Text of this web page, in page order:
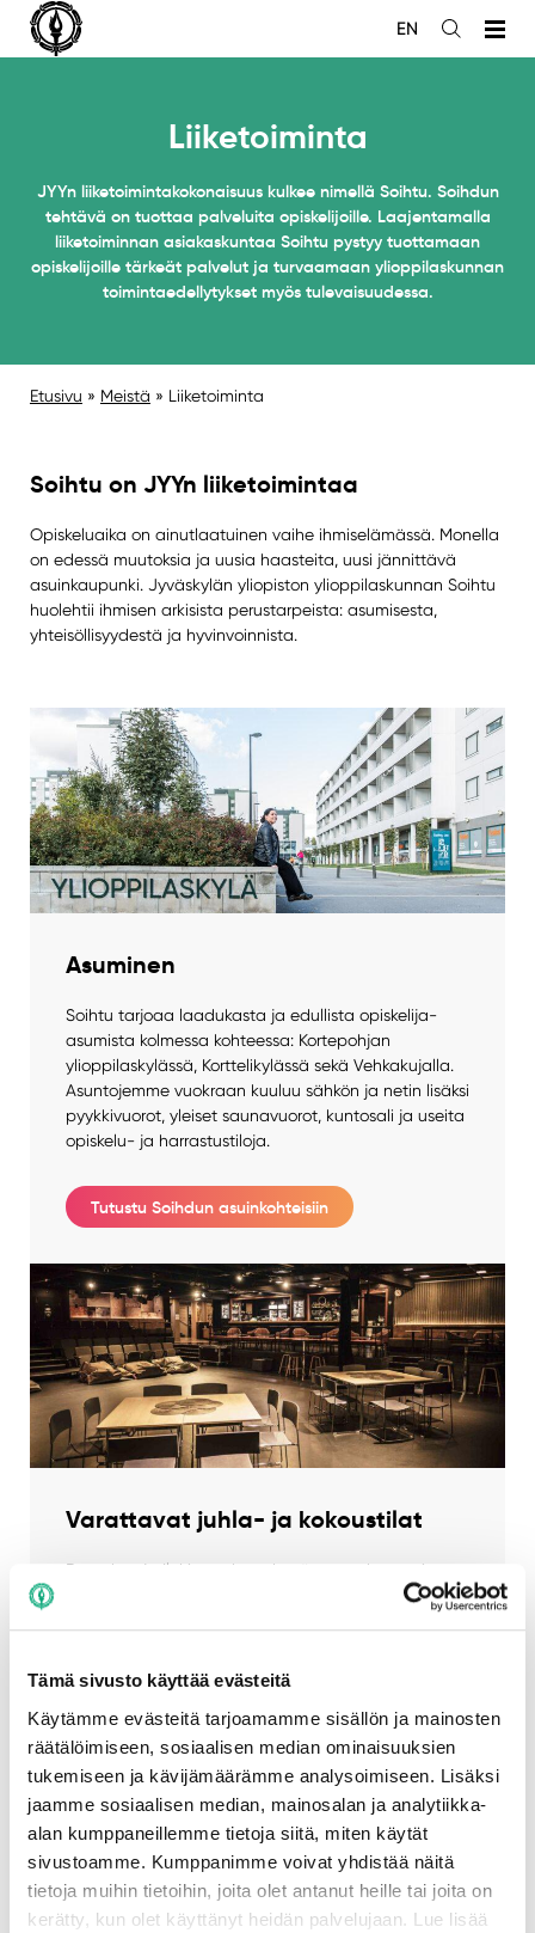
Tämä sivusto käyttää evästeitä
Käytämme evästeitä tarjoamamme sisällön ja mainosten
räätälöimiseen, sosiaalisen median ominaisuuksien
tukemiseen ja kävijämäärämme analysoimiseen. Lisäksi
jaamme sosiaalisen median, mainosalan ja analytiikka-
alan kumppaneillemme tietoja siitä, miten käytät
sivustoamme. Kumppanimme voivat yhdistää näitä
tietoja muihin tietoihin, joita olet antanut heille tai joita on
kerätty, kun olet käyttänyt heidän palvelujaan. Lue lisää
Siirry
sisältöön
Avaa
EN
Etusivu » Meistä » Liiketoiminta
Liiketoiminta
JYYn liiketoimintakokonaisuus kulkee nimellä Soihtu. Soihdun
tehtävä on tuottaa palveluita opiskelijoille. Laajentamalla
liiketoiminnan asiakaskuntaa Soihtu pystyy tuottamaan
opiskelijoille tärkeät palvelut ja turvaamaan ylioppilaskunnan
toimintaedellytykset myös tulevaisuudessa.
Soihtu on JYYn liiketoimintaa
Opiskeluaika on ainutlaatuinen vaihe ihmiselämässä. Monella
on edessä muutoksia ja uusia haasteita, uusi jännittävä
asuinkaupunki. Jyväskylän yliopiston ylioppilaskunnan Soihtu
huolehtii ihmisen arkisista perustarpeista: asumisesta,
yhteisöllisyydestä ja hyvinvoinnista.
Asuminen
Soihtu tarjoaa laadukasta ja edullista opiskelija-
asumista kolmessa kohteessa: Kortepohjan
ylioppilaskylässä, Korttelikylässä sekä Vehkakujalla.
Asuntojemme vuokraan kuuluu sähkön ja netin lisäksi
pyykkivuorot, yleiset saunavuorot, kuntosali ja useita
opiskelu- ja harrastustiloja.
Tutustu Soihdun asuinkohteisiin
Varattavat juhla- ja kokoustilat
Rentukan ja Ilokiven yhteydessä on vuokrattavia
kokous- ja juhlatiloja, jotka tarjoavat inspiroivan
verkkokaupasta.
Tutustu varattaviin tiloihin
Soihdun tarina
JYY aloitti Kortepohjan ylioppilaskylän rakentamisen 1960-